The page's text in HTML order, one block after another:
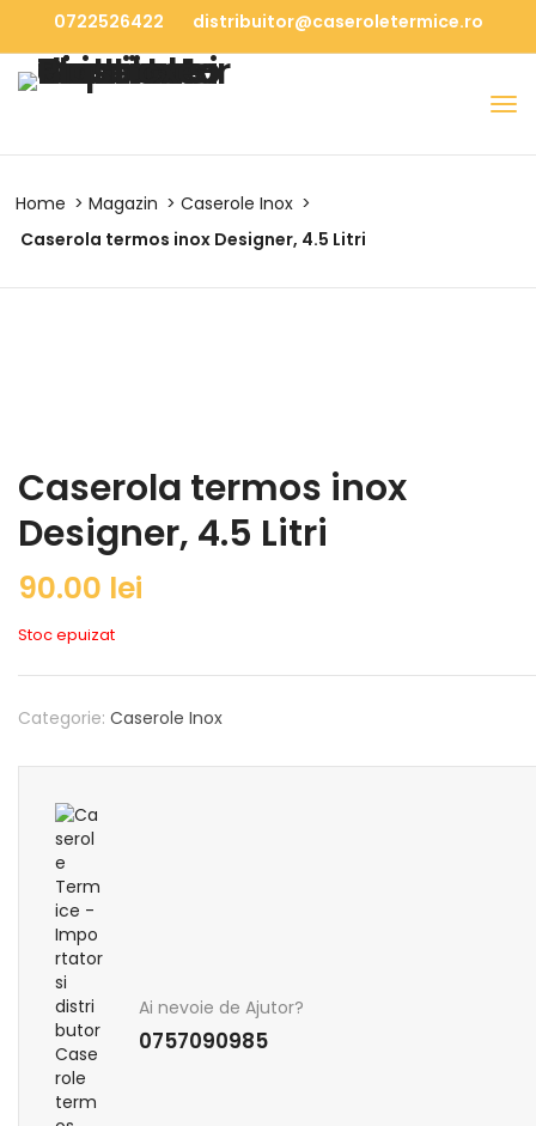
0722526422 distribuitor@caseroletermice.ro
Home Magazin
Caserole Inox
Caserola termos inox Designer, 4.5 Litri
Caserola termos inox
Designer, 4.5 Litri
90.00 lei
Stoc epuizat
Categorie: Caserole Inox
Ai nevoie de Ajutor?
0757090985